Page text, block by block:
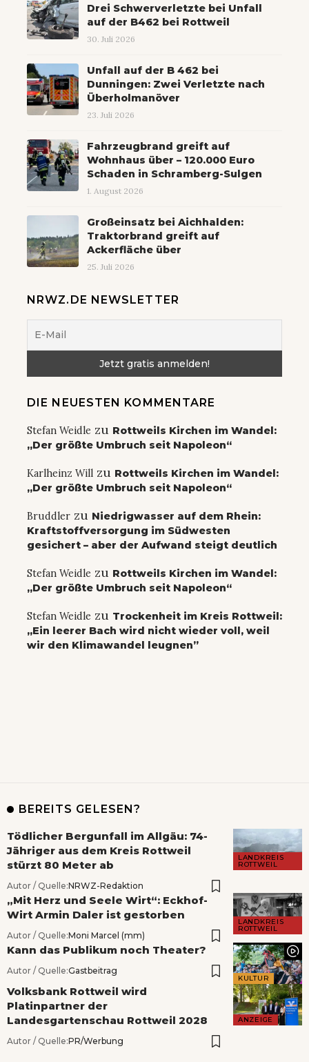
Drei Schwerverletzte bei Unfall
auf der B462 bei Rottweil
30. Juli 2026
Unfall auf der B 462 bei
Dunningen: Zwei Verletzte nach
Überholmanöver
23. Juli 2026
Fahrzeugbrand greift auf
Wohnhaus über – 120.000 Euro
Schaden in Schramberg-Sulgen
1. August 2026
Großeinsatz bei Aichhalden:
Traktorbrand greift auf
Ackerfläche über
25. Juli 2026
NRWZ.DE NEWSLETTER
DIE NEUESTEN KOMMENTARE
Stefan Weidle zu Rottweils Kirchen im Wandel:
„Der größte Umbruch seit Napoleon“
Karlheinz Will zu Rottweils Kirchen im Wandel:
„Der größte Umbruch seit Napoleon“
Bruddler zu Niedrigwasser auf dem Rhein:
Kraftstoffversorgung im Südwesten
gesichert – aber der Aufwand steigt deutlich
Stefan Weidle zu Rottweils Kirchen im Wandel:
„Der größte Umbruch seit Napoleon“
Stefan Weidle zu Trockenheit im Kreis Rottweil:
„Ein leerer Bach wird nicht wieder voll, weil
wir den Klimawandel leugnen”
BEREITS GELESEN?
LANDKREIS
ROTTWEIL
Tödlicher Bergunfall im Allgäu: 74-
Jähriger aus dem Kreis Rottweil
stürzt 80 Meter ab
Autor / Quelle:NRWZ-Redaktion
LANDKREIS
ROTTWEIL
„Mit Herz und Seele Wirt“: Eckhof-
Wirt Armin Daler ist gestorben
Autor / Quelle:Moni Marcel (mm)
KULTUR
Kann das Publikum noch Theater?
Autor / Quelle:Gastbeitrag
ANZEIGE
Volksbank Rottweil wird
Platinpartner der
Landesgartenschau Rottweil 2028
Autor / Quelle:PR/Werbung